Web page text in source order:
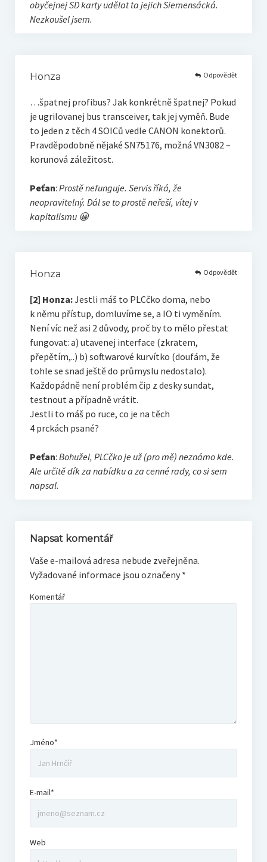
obyčejnej SD karty udělat ta jejich Siemensácká.
Nezkoušel jsem.
Honza
…špatnej profibus? Jak konkrétně špatnej? Pokud
je ugrilovanej bus transceiver, tak jej vyměň. Bude
to jeden z těch 4 SOICů vedle CANON konektorů.
Pravděpodobně nějaké SN75176, možná VN3082 –
korunová záležitost.
Peťan: Prostě nefunguje. Servis říká, že
neopravitelný. Dál se to prostě neřeší, vítej v
kapitalismu 😀
Odpovědět
Honza
[2] Honza:Jestli máš to PLCčko doma, nebo
k němu přístup, domluvíme se, a IO ti vyměním.
Není víc než asi 2 důvody, proč by to mělo přestat
fungovat: a) utavenej interface (zkratem,
přepětím,..) b) softwarové kurvítko (doufám, že
tohle se snad ještě do průmyslu nedostalo).
Každopádně není problém čip z desky sundat,
testnout a případně vrátit.
Jestli to máš po ruce, co je na těch
4 prckách psané?
Peťan: Bohužel, PLCčko je už (pro mě) neznámo kde.
Ale určitě dík za nabídku a za cenné rady, co si sem
napsal.
Odpovědět
Napsat komentář
Vaše e-mailová adresa nebude zveřejněna.
Vyžadované informace jsou označeny *
Komentář
Jméno*
E-mail*
Web